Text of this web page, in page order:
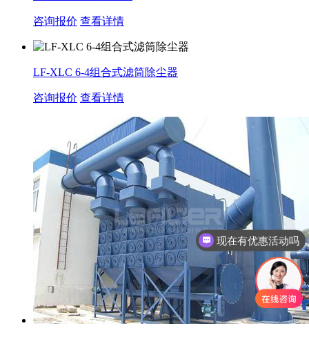
咨询报价 查看详情
LF-XLC 6-4组合式滤筒除尘器
咨询报价 查看详情
现在有优惠活动吗